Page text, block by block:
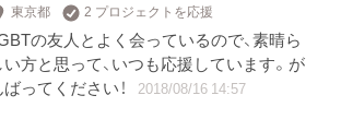
東京都 2 プロジェクトを応援
の友人とよく会っているので、素晴ら
い方と思って、いつも応援しています。が
ばってください！
2018/08/16 14:57